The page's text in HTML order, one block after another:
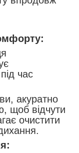
час
акуратно
щоб відчути
очистити